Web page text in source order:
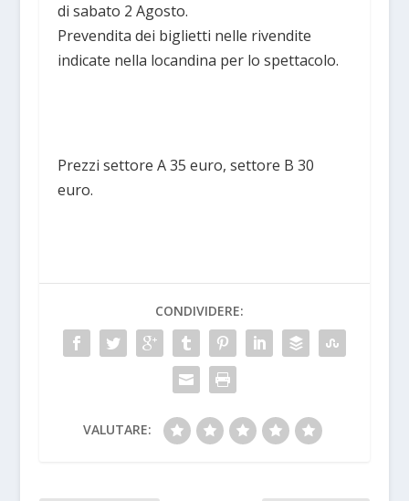
di sabato 2 Agosto.
Prevendita dei biglietti nelle rivendite
indicate nella locandina per lo spettacolo.
Prezzi settore A 35 euro, settore B 30
euro.
CONDIVIDERE:
VALUTARE: